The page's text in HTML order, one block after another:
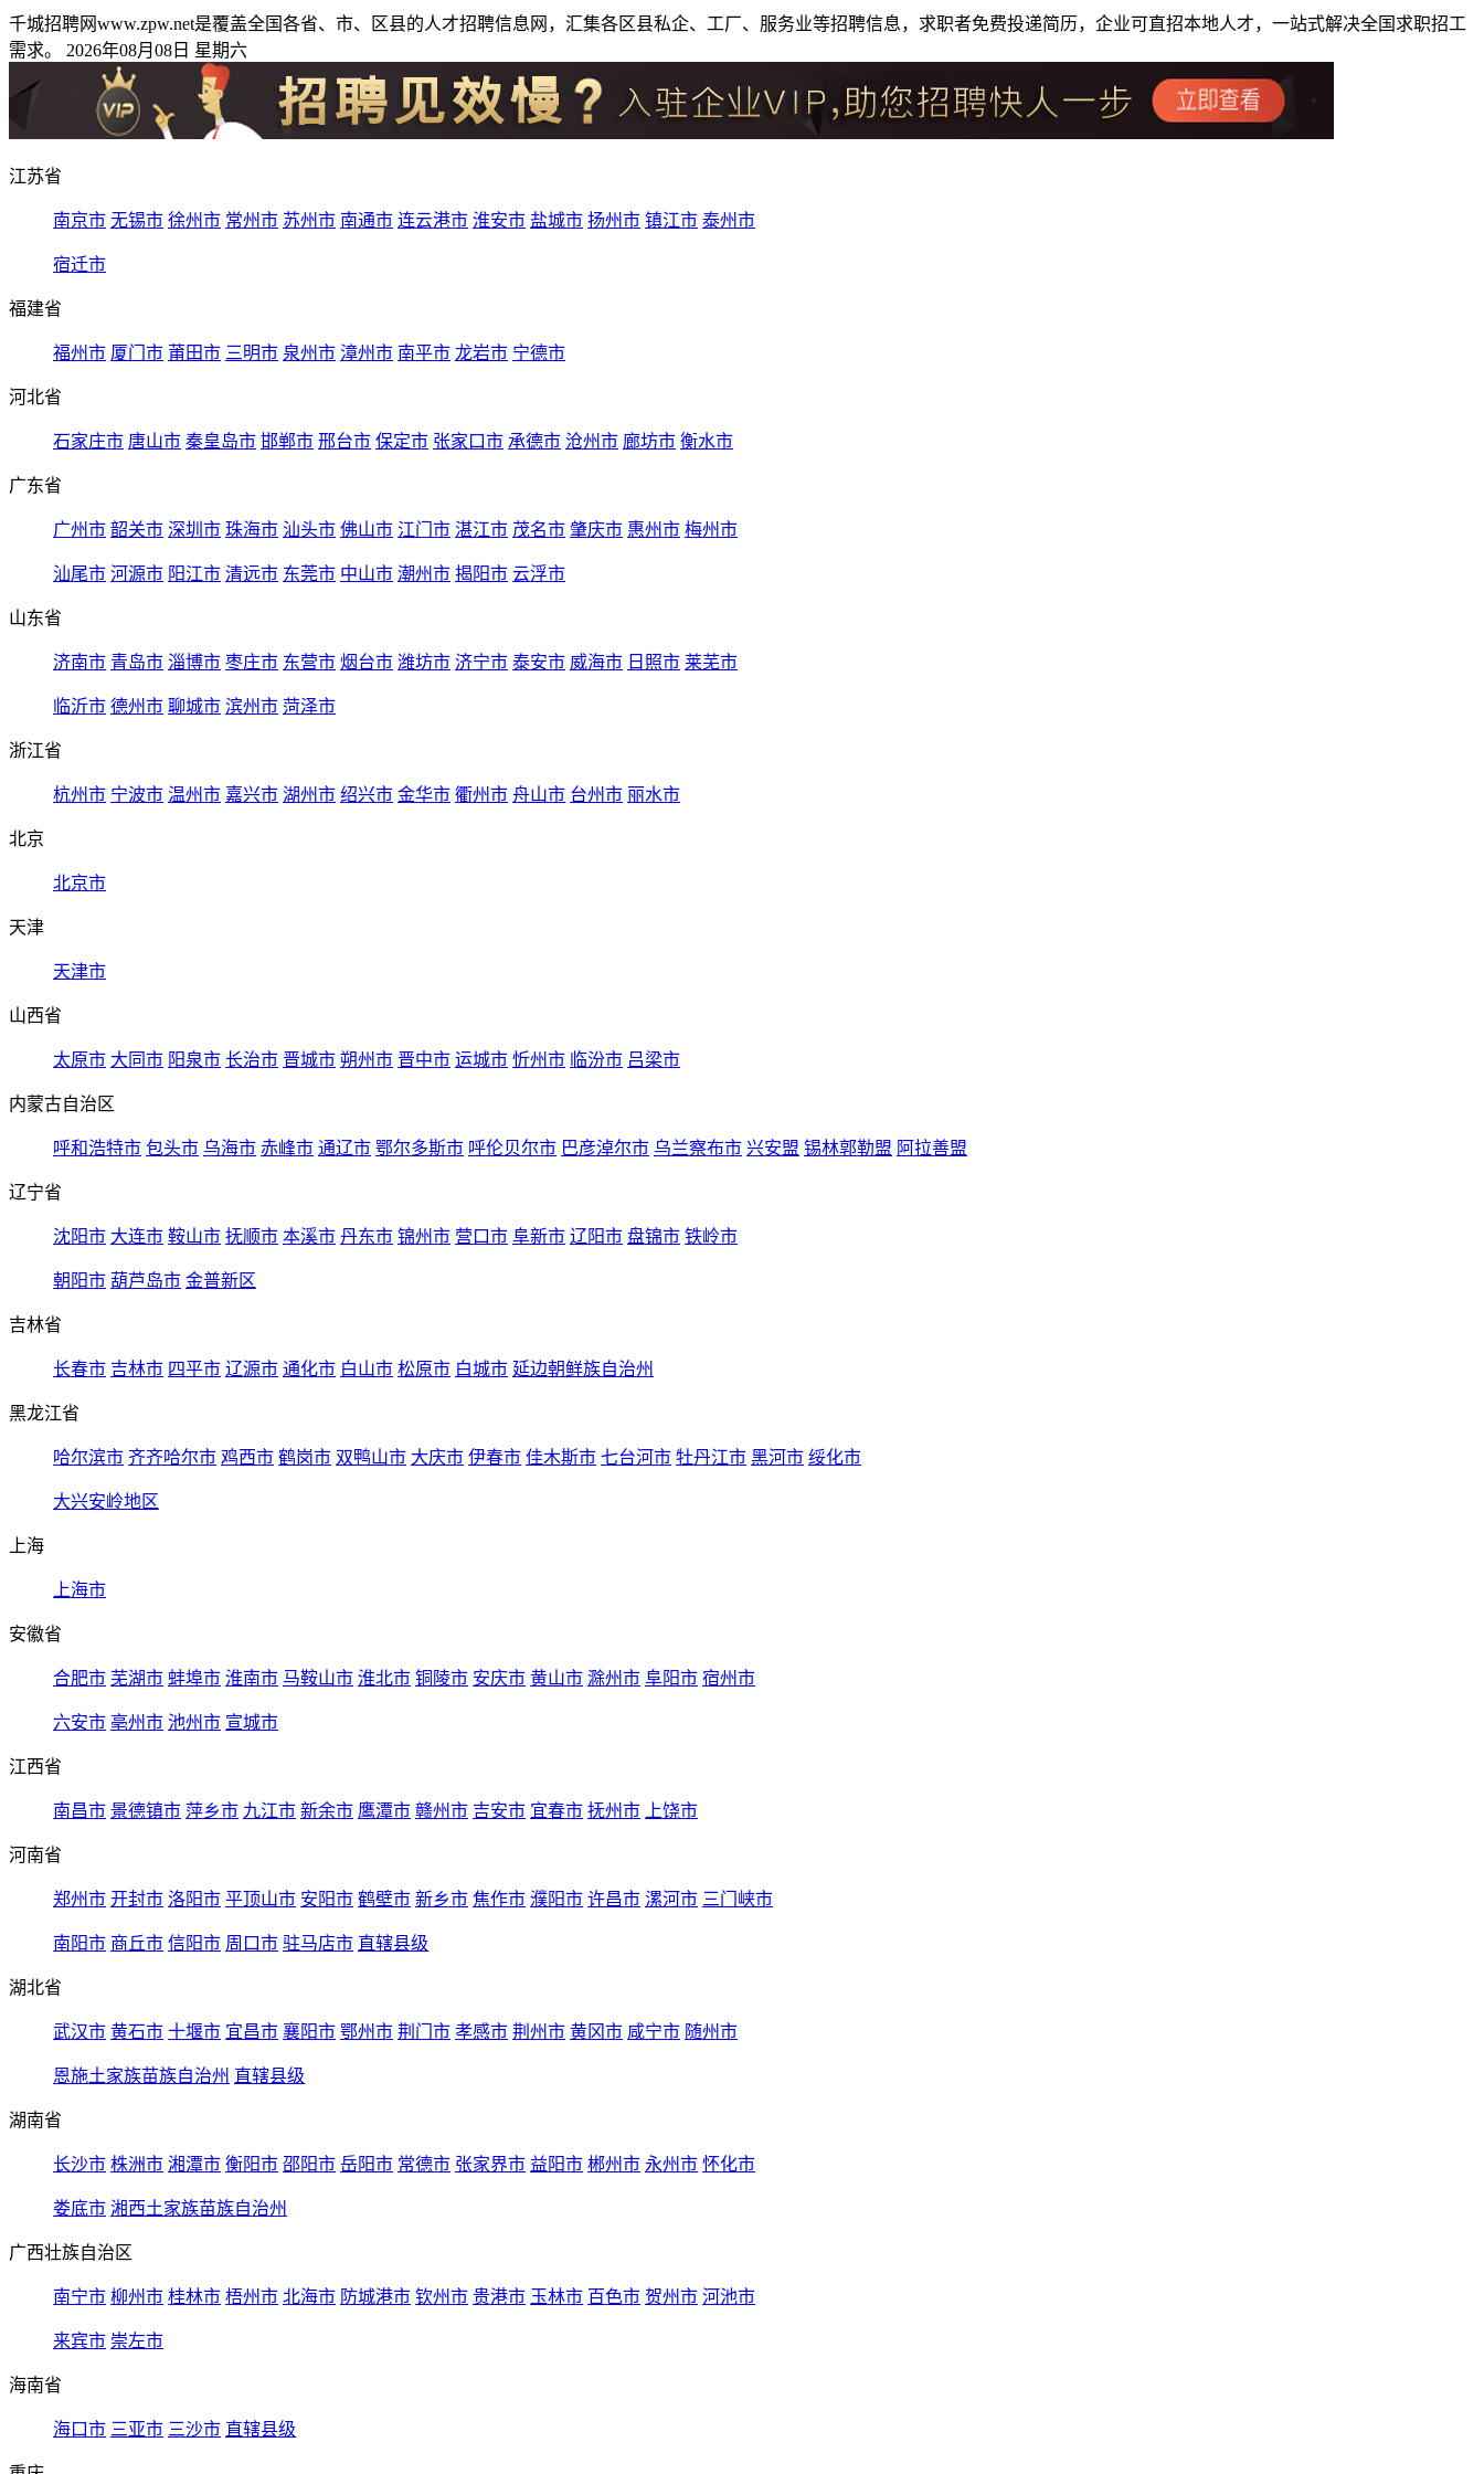
千城招聘网www.zpw.net是覆盖全国各省、市、区县的人才招聘信息网，汇集各区县私企、工厂、服务业等招聘信息，求职者免费投递简历，企业可直招本地人才，一站式解决全国求职招工
需求。 2026年08月08日 星期六
江苏省
南京市 无锡市 徐州市 常州市 苏州市 南通市 连云港市 淮安市 盐城市 扬州市 镇江市 泰州市
宿迁市
福建省
福州市 厦门市 莆田市 三明市 泉州市 漳州市 南平市 龙岩市 宁德市
河北省
石家庄市 唐山市 秦皇岛市 邯郸市 邢台市 保定市 张家口市 承德市 沧州市 廊坊市 衡水市
广东省
广州市 韶关市 深圳市 珠海市 汕头市 佛山市 江门市 湛江市 茂名市 肇庆市 惠州市 梅州市
汕尾市 河源市 阳江市 清远市 东莞市 中山市 潮州市 揭阳市 云浮市
山东省
济南市 青岛市 淄博市 枣庄市 东营市 烟台市 潍坊市 济宁市 泰安市 威海市 日照市 莱芜市
临沂市 德州市 聊城市 滨州市 菏泽市
浙江省
杭州市 宁波市 温州市 嘉兴市 湖州市 绍兴市 金华市 衢州市 舟山市 台州市 丽水市
北京
北京市
天津
天津市
山西省
太原市 大同市 阳泉市 长治市 晋城市 朔州市 晋中市 运城市 忻州市 临汾市 吕梁市
内蒙古自治区
呼和浩特市 包头市 乌海市 赤峰市 通辽市 鄂尔多斯市 呼伦贝尔市 巴彦淖尔市 乌兰察布市 兴安盟 锡林郭勒盟 阿拉善盟
辽宁省
沈阳市 大连市 鞍山市 抚顺市 本溪市 丹东市 锦州市 营口市 阜新市 辽阳市 盘锦市 铁岭市
朝阳市 葫芦岛市 金普新区
吉林省
长春市 吉林市 四平市 辽源市 通化市 白山市 松原市 白城市 延边朝鲜族自治州
黑龙江省
哈尔滨市 齐齐哈尔市 鸡西市 鹤岗市 双鸭山市 大庆市 伊春市 佳木斯市 七台河市 牡丹江市 黑河市 绥化市
大兴安岭地区
上海
上海市
安徽省
合肥市 芜湖市 蚌埠市 淮南市 马鞍山市 淮北市 铜陵市 安庆市 黄山市 滁州市 阜阳市 宿州市
六安市 亳州市 池州市 宣城市
江西省
南昌市 景德镇市 萍乡市 九江市 新余市 鹰潭市 赣州市 吉安市 宜春市 抚州市 上饶市
河南省
郑州市 开封市 洛阳市 平顶山市 安阳市 鹤壁市 新乡市 焦作市 濮阳市 许昌市 漯河市 三门峡市
南阳市 商丘市 信阳市 周口市 驻马店市 直辖县级
湖北省
武汉市 黄石市 十堰市 宜昌市 襄阳市 鄂州市 荆门市 孝感市 荆州市 黄冈市 咸宁市 随州市
恩施土家族苗族自治州 直辖县级
湖南省
长沙市 株洲市 湘潭市 衡阳市 邵阳市 岳阳市 常德市 张家界市 益阳市 郴州市 永州市 怀化市
娄底市 湘西土家族苗族自治州
广西壮族自治区
南宁市 柳州市 桂林市 梧州市 北海市 防城港市 钦州市 贵港市 玉林市 百色市 贺州市 河池市
来宾市 崇左市
海南省
海口市 三亚市 三沙市 直辖县级